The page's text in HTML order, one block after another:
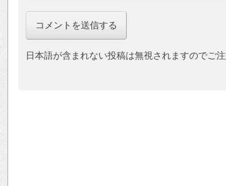
日本語が含まれない投稿は無視されますのでご